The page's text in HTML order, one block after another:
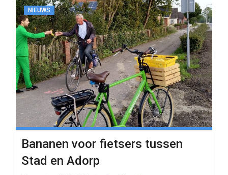
NIEUWS
Bananen voor fietsers tussen
Stad en Adorp